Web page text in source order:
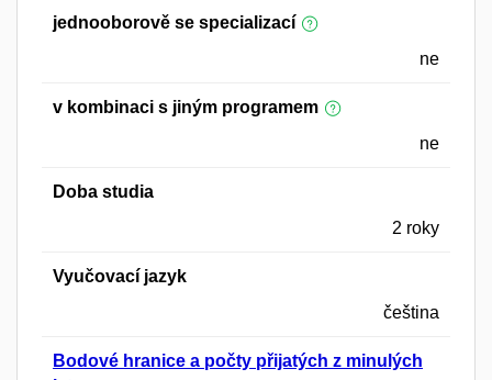
jednooborově se specializací
ne
v kombinaci s jiným programem
ne
Doba studia
2 roky
Vyučovací jazyk
čeština
Bodové hranice a počty přijatých z minulých